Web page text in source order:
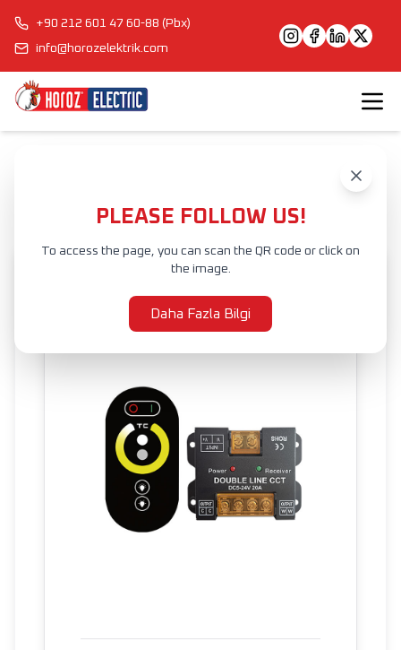
+90 212 601 47 60-88 (Pbx)
info@horozelektrik.com
PLEASE FOLLOW US!
To access the page, you can scan the QR code or click on
the image.
Daha Fazla Bilgi